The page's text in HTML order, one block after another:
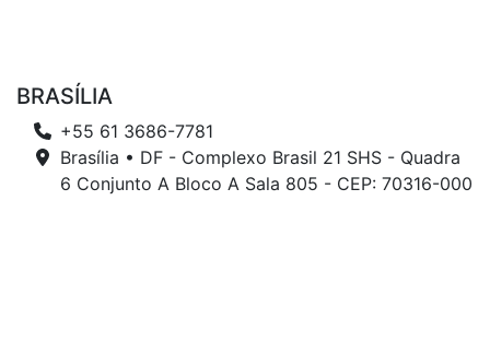
BRASÍLIA
+55 61 3686-7781
Brasília • DF - Complexo Brasil 21 SHS - Quadra
6 Conjunto A Bloco A Sala 805 - CEP: 70316-000